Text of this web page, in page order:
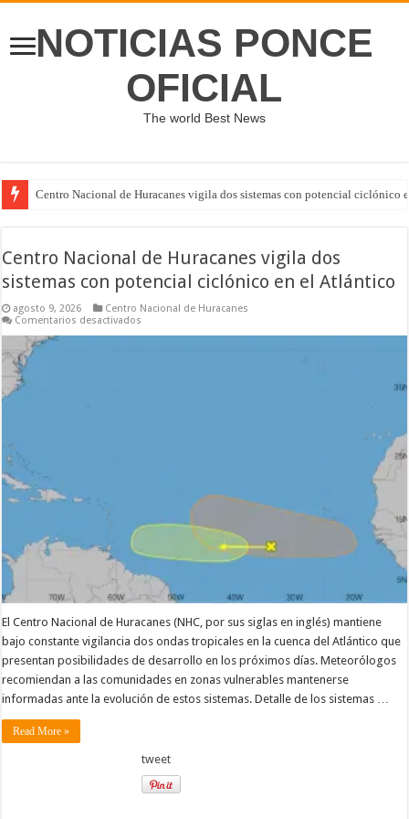
NOTICIAS PONCE
OFICIAL
The world Best News
Centro Nacional de Huracanes vigila dos sistemas con potencial ciclónico
Centro Nacional de Huracanes vigila dos
sistemas con potencial ciclónico en el Atlántico
agosto 9, 2026
Centro Nacional de Huracanes
Comentarios desactivados
El Centro Nacional de Huracanes (NHC, por sus siglas en inglés) mantiene
bajo constante vigilancia dos ondas tropicales en la cuenca del Atlántico que
presentan posibilidades de desarrollo en los próximos días. Meteorólogos
recomiendan a las comunidades en zonas vulnerables mantenerse
informadas ante la evolución de estos sistemas. Detalle de los sistemas …
Read More »
tweet